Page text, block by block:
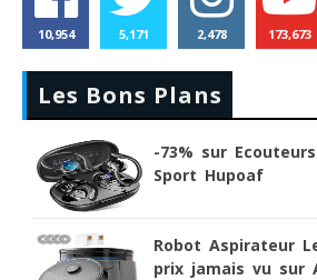
10,954 5,171 2,478 173,673
Les Bons Plans
-73% sur
Sport Hupoaf
Robot Aspirateur
prix jamais vu sur